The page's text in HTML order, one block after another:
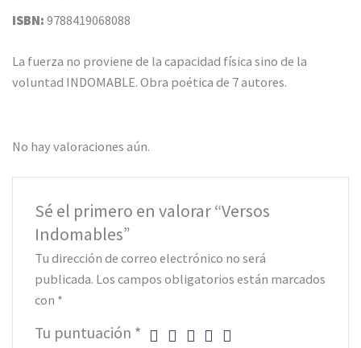
ISBN: 9788419068088
La fuerza no proviene de la capacidad física sino de la
voluntad INDOMABLE. Obra poética de 7 autores.
No hay valoraciones aún.
Sé el primero en valorar “Versos
Indomables”
Tu dirección de correo electrónico no será
publicada. Los campos obligatorios están marcados
con *
Tu puntuación *